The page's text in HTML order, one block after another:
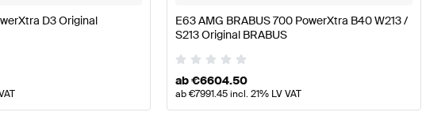
Mercedes-Benz E-Klasse W213 Motor & Auspuffanlage
D3 Original
E63 AMG BRABUS 700 PowerXtra B40 W213 /
S213 Original BRABUS
ab€6604.50
ab€7991.45incl. 21% LV VAT